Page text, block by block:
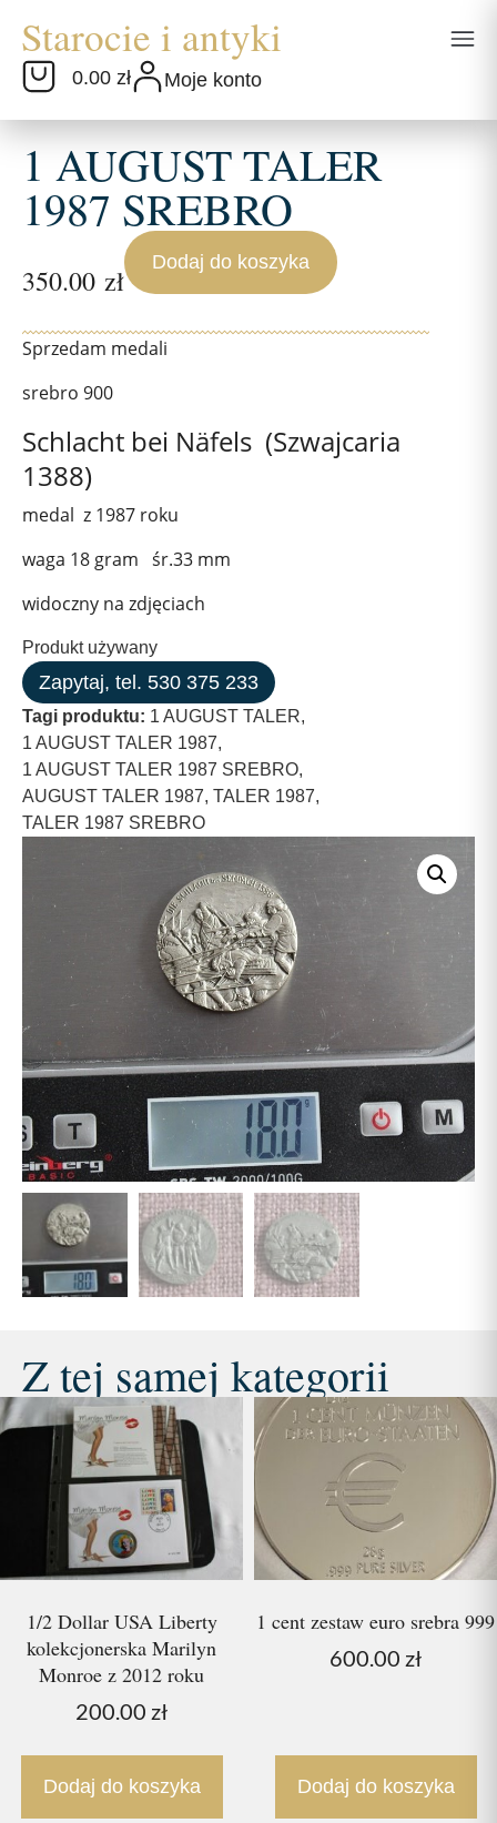
0.00 zł Moje konto
1 AUGUST TALER
1987 SREBRO
350.00 zł
Dodaj do koszyka
Sprzedam medali
srebro 900
Schlacht bei Näfels (Szwajcaria
1388)
medal z 1987 roku
waga 18 gram śr.33 mm
widoczny na zdjęciach
Produkt używany
Zapytaj, tel. 530 375 233
Tagi produktu: 1 AUGUST TALER,
1 AUGUST TALER 1987,
1 AUGUST TALER 1987 SREBRO,
AUGUST TALER 1987, TALER 1987,
TALER 1987 SREBRO
Z tej samej kategorii
1/2 Dollar USA Liberty
kolekcjonerska Marilyn
Monroe z 2012 roku
200.00 zł
Dodaj do koszyka
1 cent zestaw euro srebra 999
600.00 zł
Dodaj do koszyka